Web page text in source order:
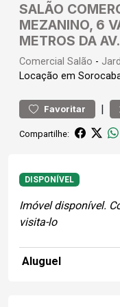
SALÃO
MEZANINO, 6
METROS DA
Comercial Salão -
Locação em
Favoritar |
Compartilhe:
DISPONÍVEL
Imóvel disponível.
visita-lo
Aluguel